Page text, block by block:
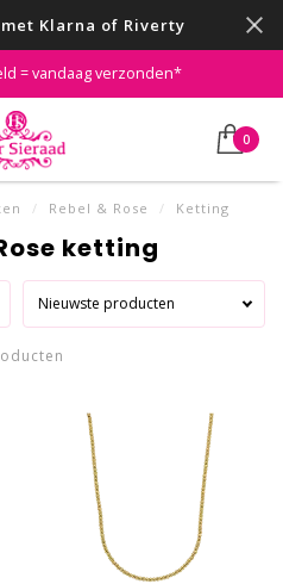
Klarna of Riverty
= vandaag verzonden*
0
/ Rebel & Rose / Ketting
ketting
Nieuwste producten